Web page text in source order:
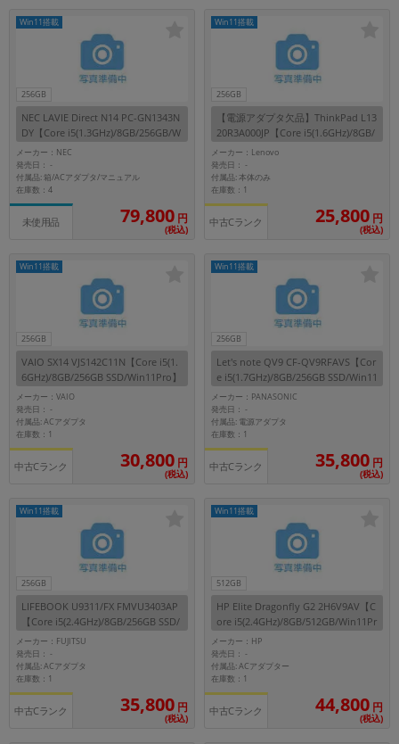
256GB
Win11搭載
NEC LAVIE Direct N14 PC-GN1343N
DY【Core i5(1.3GHz)/8GB/256GB/W
in11Home】
メーカー：NEC
発売日：-
付属品: 箱/ACアダプタ/マニュアル
在庫数：4
未使用品 79,800 円
(税込)
256GB
Win11搭載
【電源アダプタ欠品】ThinkPad L13
20R3A000JP【Core i5(1.6GHz)/8GB/
256GB SSD/Win11Pro】
メーカー：Lenovo
発売日：-
付属品: 本体のみ
在庫数：1
中古Cランク 25,800 円
(税込)
256GB
Win11搭載
VAIO SX14 VJS142C11N【Core i5(1.
6GHz)/8GB/256GB SSD/Win11Pro】
メーカー：VAIO
発売日：-
付属品: ACアダプタ
在庫数：1
中古Cランク 30,800 円
(税込)
256GB
Win11搭載
Let's note QV9 CF-QV9RFAVS【Cor
e i5(1.7GHz)/8GB/256GB SSD/Win11
Pro】
メーカー：PANASONIC
発売日：-
付属品: 電源アダプタ
在庫数：1
中古Cランク 35,800 円
(税込)
256GB
Win11搭載
LIFEBOOK U9311/FX FMVU3403AP
【Core i5(2.4GHz)/8GB/256GB SSD/
Win11Pro】
メーカー：FUJITSU
発売日：-
付属品: ACアダプタ
在庫数：1
中古Cランク 35,800 円
(税込)
512GB
Win11搭載
HP Elite Dragonfly G2 2H6V9AV【C
ore i5(2.4GHz)/8GB/512GB/Win11Pr
o】
メーカー：HP
発売日：-
付属品: ACアダプター
在庫数：1
中古Cランク 44,800 円
(税込)